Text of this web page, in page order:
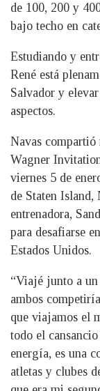
de 100, 200 y
bajo techo en
Estudiando y
René está
Salvador y
aspectos.
Navas compartió
Wagner
viernes 5 de
de Staten
entrenadora,
para desafiarse
Estados Unidos.
“Viajé junto a
ambos
que viajamos el
todo el
energía, es una
atletas y clubes